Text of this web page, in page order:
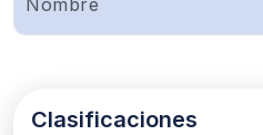
Clasificaciones